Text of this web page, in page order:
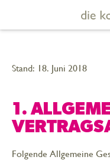
Stand: 18. Juni 2018
1.
Folgende Allgemeine